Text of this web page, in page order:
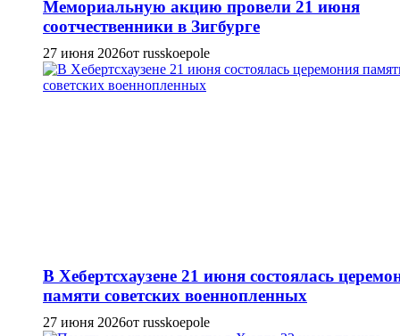
Мемориальную акцию провели 21 июня
соотчественники в Зигбурге
27 июня 2026от russkoepole
В Хебертсхаузене 21 июня состоялась
памяти советских военнопленных
27 июня 2026от russkoepole